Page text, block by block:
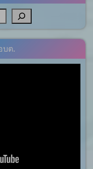
บต.